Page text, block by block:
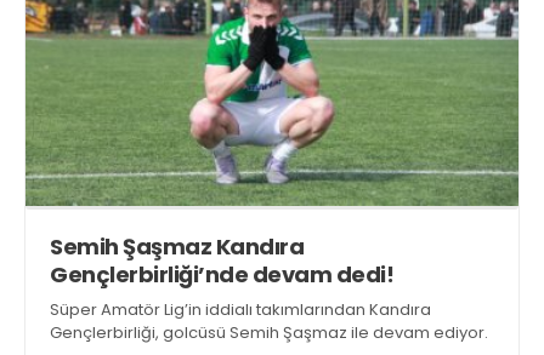
Semih Şaşmaz Kandıra
Gençlerbirliği’nde devam dedi!
Süper Amatör Lig’in iddialı takımlarından Kandıra
Gençlerbirliği, golcüsü Semih Şaşmaz ile devam ediyor.